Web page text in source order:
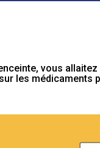
vous
les médicaments